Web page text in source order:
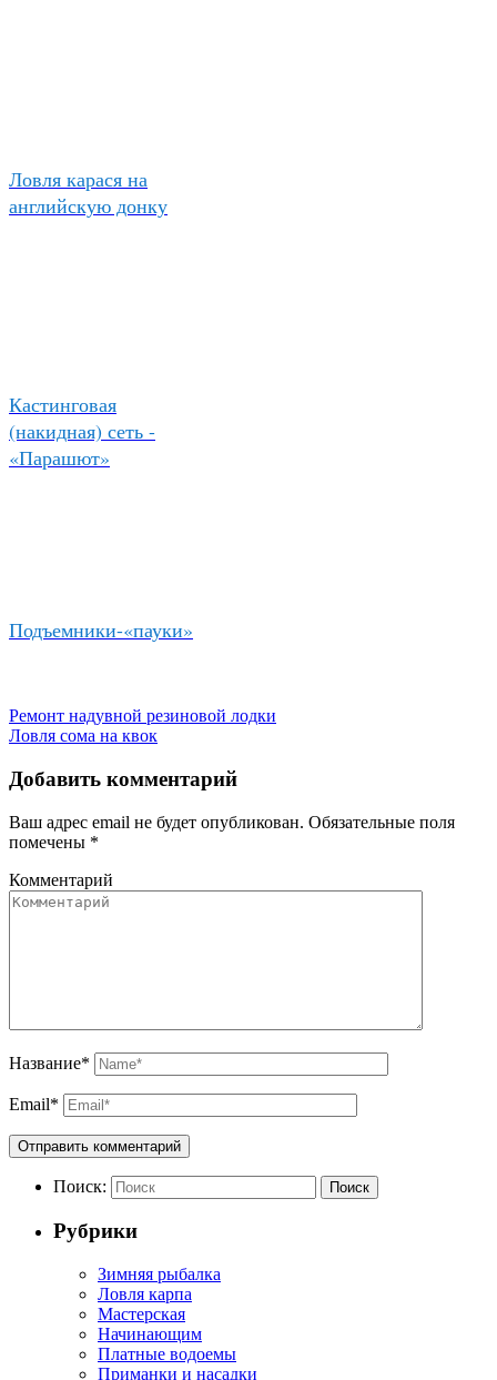
Ловля карася на
английскую донку
Кастинговая
(накидная) сеть -
«Парашют»
Подъемники-«пауки»
Ремонт надувной резиновой лодки
Ловля сома на квок
Добавить комментарий
Ваш адрес email не будет опубликован. Обязательные поля
помечены *
Комментарий
Название*
Email*
Поиск: Поиск
Рубрики
Зимняя рыбалка
Ловля карпа
Мастерская
Начинающим
Платные водоемы
Приманки и насадки